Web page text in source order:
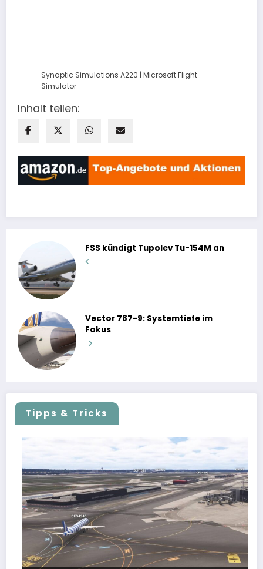
Synaptic Simulations A220 | Microsoft Flight
Simulator
Inhalt teilen:
FSS kündigt Tupolev Tu-154M an
Vector 787-9: Systemtiefe im
Fokus
Tipps & Tricks